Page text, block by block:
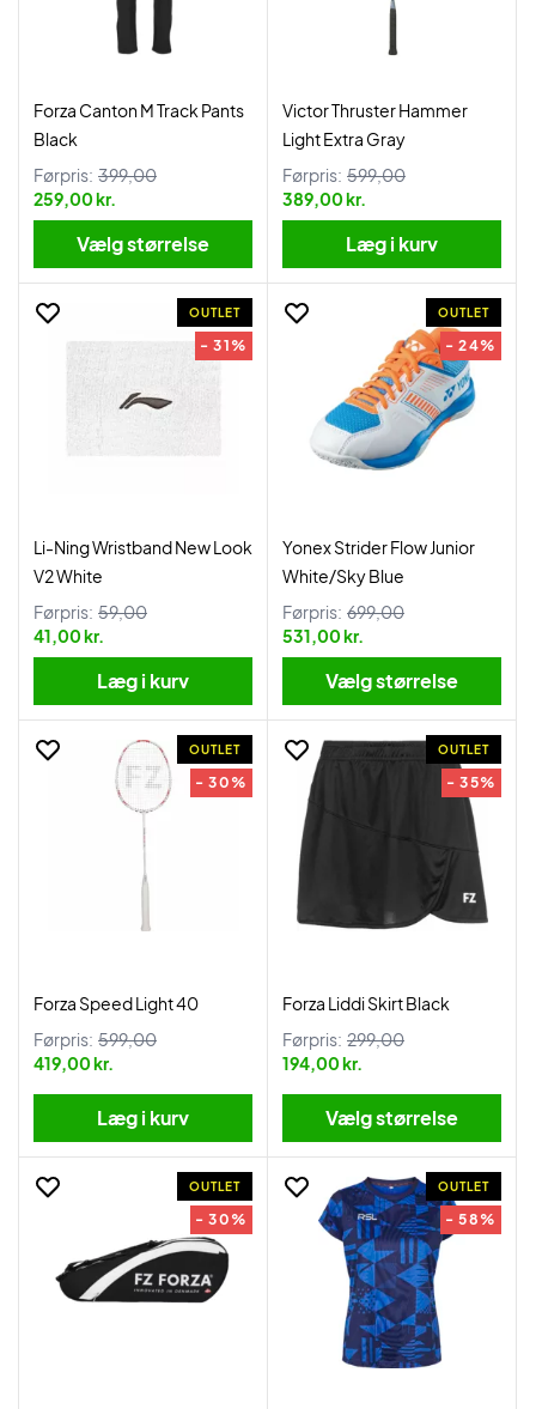
Forza Canton M Track Pants
Black
Førpris: 399,00
259,00 kr.
Vælg størrelse
Victor Thruster Hammer
Light Extra Gray
Førpris: 599,00
389,00 kr.
Læg i kurv
OUTLET
- 31%
Li-Ning Wristband New Look
V2 White
Førpris: 59,00
41,00 kr.
Læg i kurv
OUTLET
- 24%
Yonex Strider Flow Junior
White/Sky Blue
Førpris: 699,00
531,00 kr.
Vælg størrelse
OUTLET
- 30%
Forza Speed Light 40
Førpris: 599,00
419,00 kr.
Læg i kurv
OUTLET
- 35%
Forza Liddi Skirt Black
Førpris: 299,00
194,00 kr.
Vælg størrelse
OUTLET
- 30%
OUTLET
- 58%